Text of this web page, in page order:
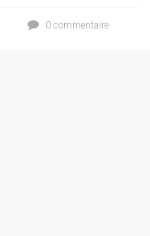
0 commentaire